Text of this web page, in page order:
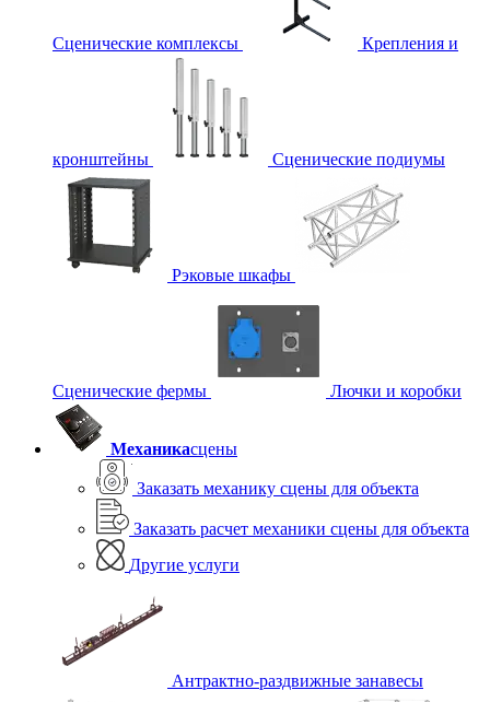
Сценические комплексы Крепления и
кронштейны Сценические подиумы
Рэковые шкафы
Сценические фермы Лючки и коробки
Механикасцены
Заказать механику сцены для объекта
Заказать расчет механики сцены для объекта
Другие услуги
Антрактно-раздвижные занавесы